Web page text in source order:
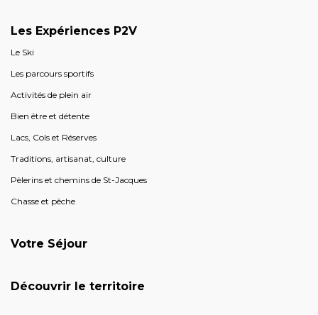
Les Expériences P2V
Le Ski
Les parcours sportifs
Activités de plein air
Bien être et détente
Lacs, Cols et Réserves
Traditions, artisanat, culture
Pèlerins et chemins de St-Jacques
Chasse et pêche
Votre Séjour
Découvrir le territoire